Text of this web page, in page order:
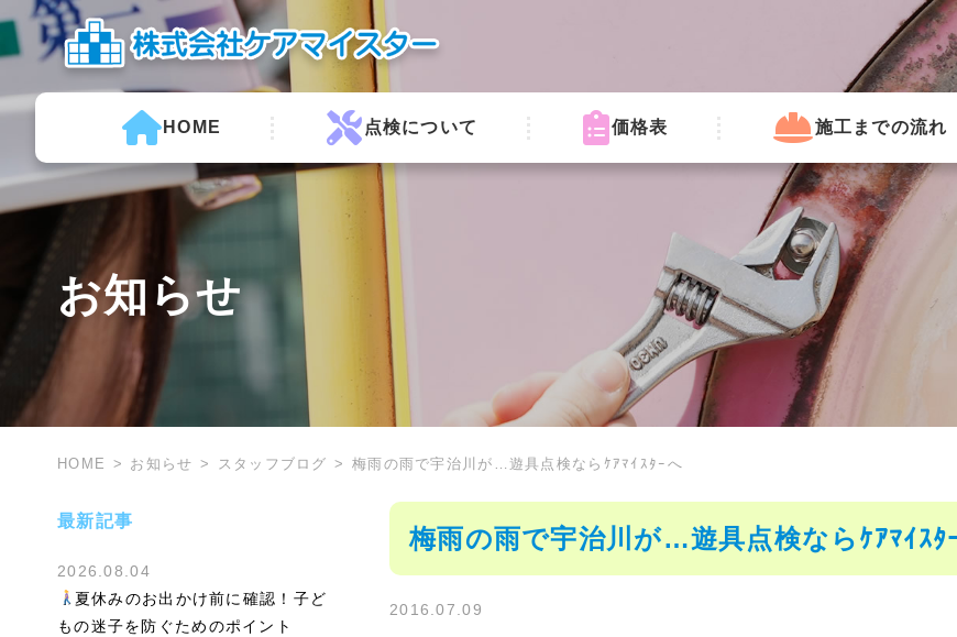
HOME 点検について 価格表 施工までの流れ
お知らせ
HOME お知らせ スタッフブログ 梅雨の雨で宇治川が…遊具点検ならｹｱﾏｲｽﾀｰへ
最新記事
2026.08.04
夏休みのお出かけ前に確認！子ど
もの迷子を防ぐためのポイント
梅雨の雨で宇治川が…遊具点検ならｹｱﾏｲｽﾀ
2016.07.09